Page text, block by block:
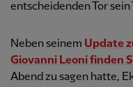
entscheidenden Tor
Neben seinem Update
Giovanni Leoni finden
Abend zu sagen hatte,